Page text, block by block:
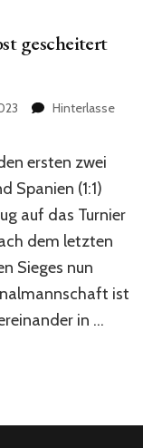
gescheitert
Hinterlasse
ersten zwei
Spanien (1:1)
auf das Turnier
dem letzten
Sieges nun
ist
in …